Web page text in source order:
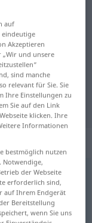
für
antippen)
auf
eindeutige
Akzeptieren
und unsere
sind manche
relevant für Sie. Sie
Ihre Einstellungen zu
Sie auf den Link
klicken. Ihre
Informationen
bestmöglich nutzen
Notwendige,
der Webseite
erforderlich sind,
auf Ihrem Endgerät
Bereitstellung
wenn Sie uns